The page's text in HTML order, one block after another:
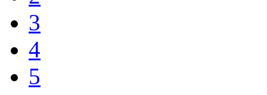
3
4
5